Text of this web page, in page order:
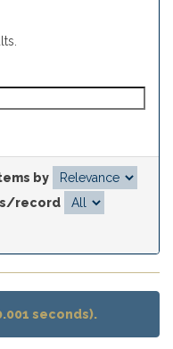
by
record
seconds).